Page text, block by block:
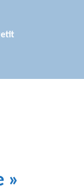
»